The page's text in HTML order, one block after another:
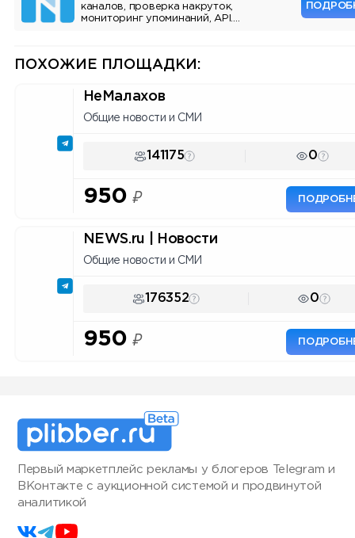
каналов, проверка накруток,
мониторинг упоминаний, API.
ПОХОЖИЕ ПЛОЩАДКИ:
НеМалахов
Общие новости и СМИ
141175 0
950 ₽
NEWS.ru | Новости
Общие новости и СМИ
176352 0
950 ₽
Первый маркетплейс рекламы у блогеров Telegram и
ВКонтакте с аукционной системой и продвинутой
аналитикой